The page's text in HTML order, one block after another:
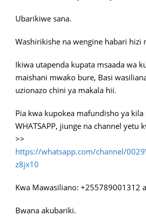
Ubarikiwe sana.
Washirikishe na wengine habari hizi
Ikiwa utapenda kupata msaada wa
maishani mwako bure, Basi
uzionazo chini ya makala hii.
Pia kwa kupokea mafundisho ya
WHATSAPP, jiunge na channel yetu
>>
https://whatsapp.com/channel/
z8jx10
Kwa Mawasiliano: +255789001312
Bwana akubariki.